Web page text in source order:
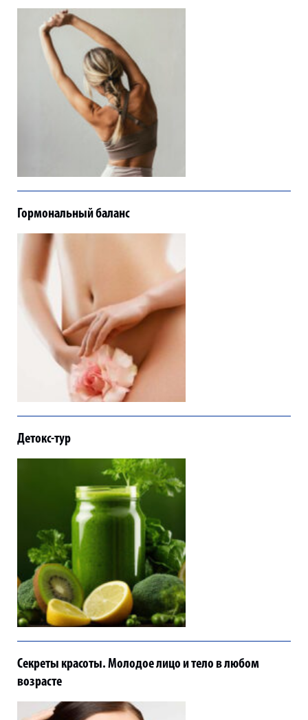
Гормональный баланс
Детокс-тур
Секреты красоты. Молодое лицо и тело в любом
возрасте